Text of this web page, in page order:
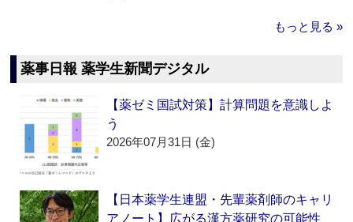
もっと見る »
薬事日報 薬学生新聞デジタル
【薬ゼミ国試対策】計算問題を意識しよ
う
2026年07月31日 (金)
【日本薬学生連盟・先輩薬剤師のキャリ
アノート】広がる漢方薬研究の可能性